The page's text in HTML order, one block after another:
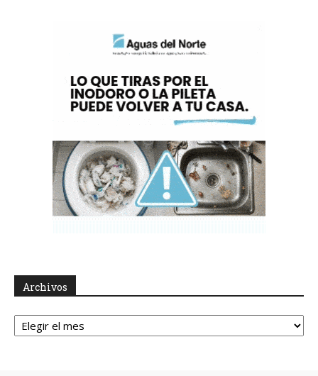
Archivos
Archivos